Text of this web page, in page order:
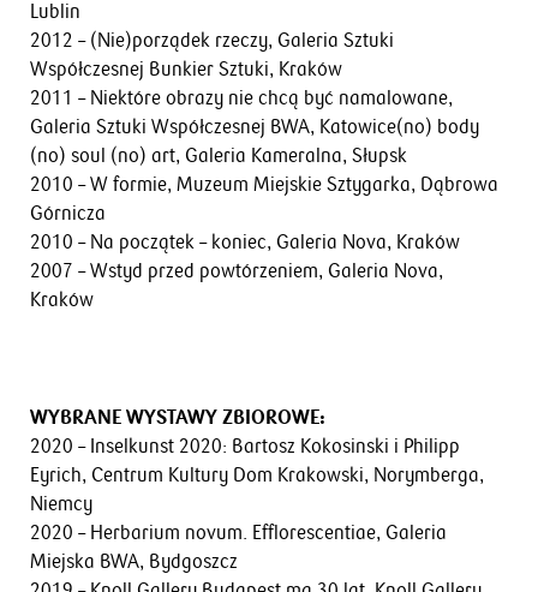
Lublin
2012 – (Nie)porządek rzeczy, Galeria Sztuki
Współczesnej Bunkier Sztuki, Kraków
2011 – Niektóre obrazy nie chcą być namalowane,
Galeria Sztuki Współczesnej BWA, Katowice(no) body
(no) soul (no) art, Galeria Kameralna, Słupsk
2010 – W formie, Muzeum Miejskie Sztygarka, Dąbrowa
Górnicza
2010 – Na początek – koniec, Galeria Nova, Kraków
2007 – Wstyd przed powtórzeniem, Galeria Nova,
Kraków
WYBRANE WYSTAWY ZBIOROWE:
2020 – Inselkunst 2020: Bartosz Kokosinski i Philipp
Eyrich, Centrum Kultury Dom Krakowski, Norymberga,
Niemcy
2020 – Herbarium novum. Efflorescentiae, Galeria
Miejska BWA, Bydgoszcz